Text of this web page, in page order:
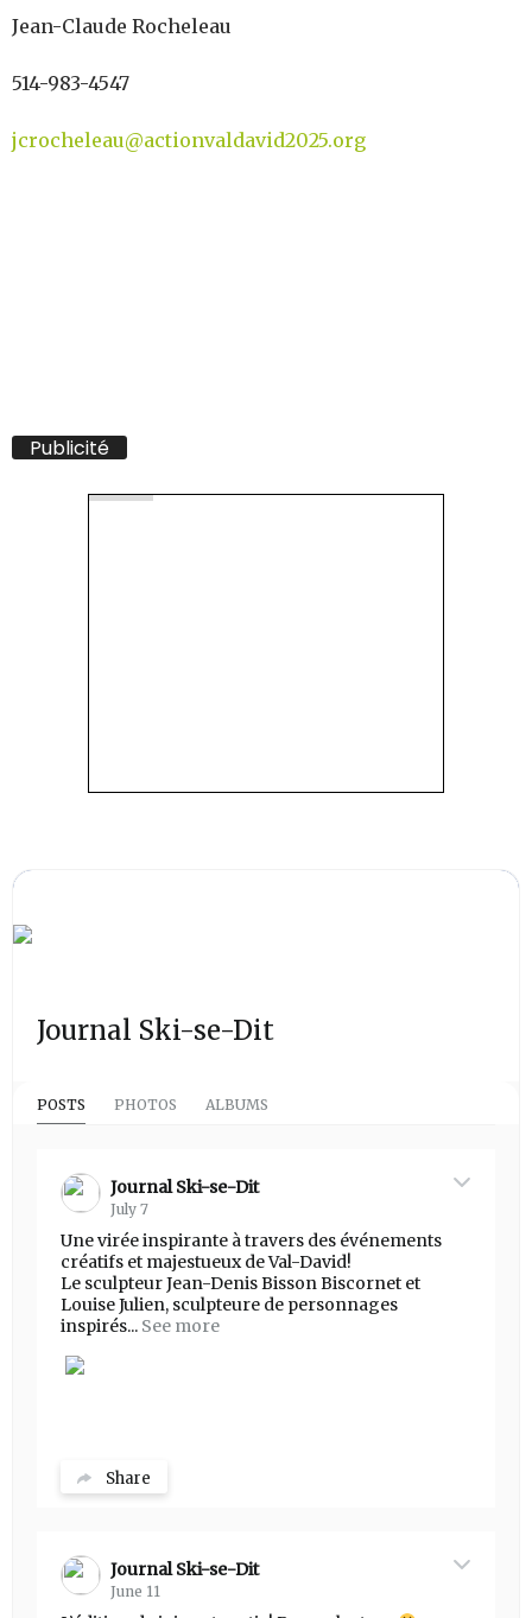
Jean-Claude Rocheleau
514-983-4547
jcrocheleau@actionvaldavid2025.org
Publicité
Journal Ski-se-Dit
POSTS PHOTOS ALBUMS
Journal Ski-se-Dit
July 7
Une virée inspirante à travers des événements
créatifs et majestueux de Val-David!
Le sculpteur Jean-Denis Bisson Biscornet et
Louise Julien, sculpteure de personnages
inspirés... See more
Share
Journal Ski-se-Dit
June 11